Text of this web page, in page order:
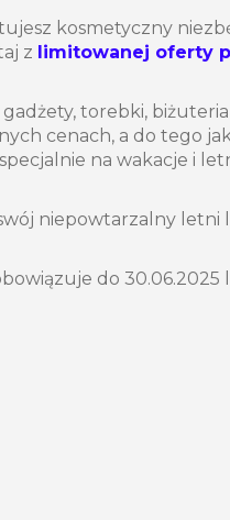
kosmetyczny
z limitowanej oferty
torebki,
cenach, a do tego
specjalnie na wakacje i
niepowtarzalny letni
do 30.06.2025